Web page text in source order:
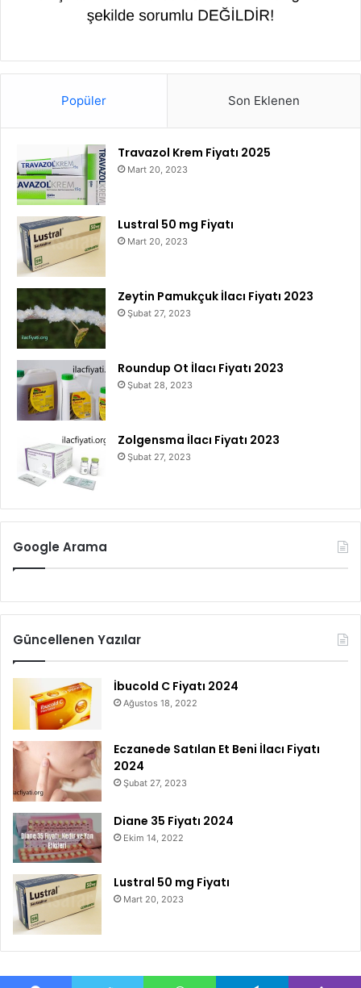
Popüler Son Eklenen
Travazol Krem Fiyatı 2025
Mart 20, 2023
Lustral 50 mg Fiyatı
Mart 20, 2023
Zeytin Pamukçuk İlacı Fiyatı 2023
Şubat 27, 2023
Roundup Ot İlacı Fiyatı 2023
Şubat 28, 2023
Zolgensma İlacı Fiyatı 2023
Şubat 27, 2023
Google Arama
Güncellenen Yazılar
İbucold C Fiyatı 2024
Ağustos 18, 2022
Eczanede Satılan Et Beni İlacı Fiyatı
2024
Şubat 27, 2023
Diane 35 Fiyatı 2024
Ekim 14, 2022
Lustral 50 mg Fiyatı
Mart 20, 2023